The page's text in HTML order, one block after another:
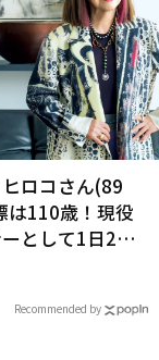
ヒロコさん(89
は110歳！現役
として1日2食
理由
Recommended by